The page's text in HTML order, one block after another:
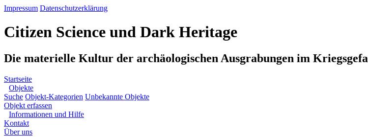
Impressum Datenschutzerklärung
Citizen Science und Dark Heritage
Die materielle Kultur der archäologischen Ausgrabungen im
Startseite
Objekte
Suche Objekt-Kategorien Unbekannte Objekte
Objekt erfassen
Informationen und Hilfe
Kontakt
Über uns